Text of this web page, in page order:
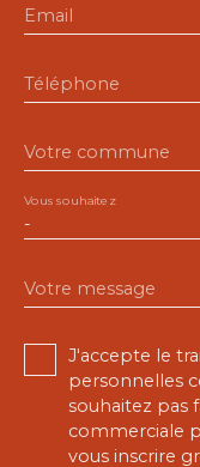
Email
Téléphone
Votre commune
-
Vous souhaitez
Votre message
J'accepte le
personnelles
souhaitez pas
commerciale
vous inscrire